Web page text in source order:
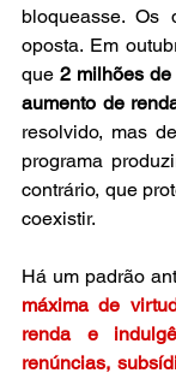
bloqueasse. Os
oposta. Em
que 2 milhões
aumento de
resolvido, mas
programa
contrário, que
coexistir.
Há um padrão
máxima de
renda e
renúncias,